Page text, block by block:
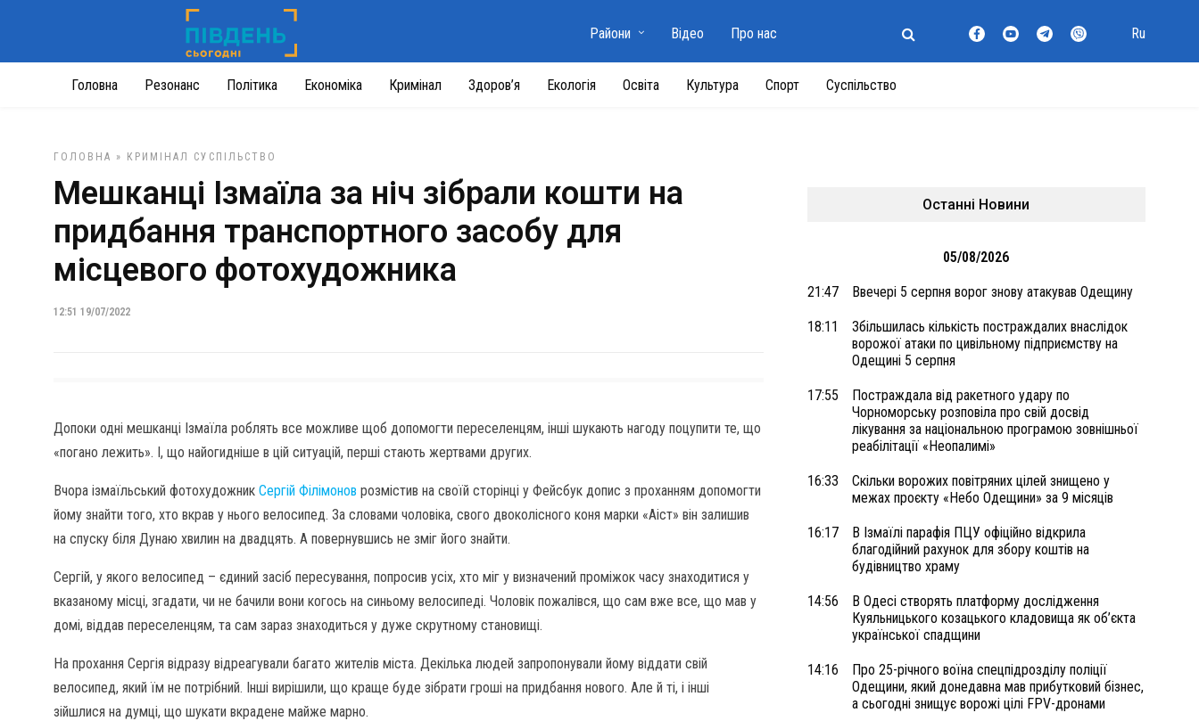
Головна Резонанс Політика Економіка Кримінал Здоров’я Екологія Освіта Культура Спорт Суспільство
Райони Відео Про нас Ru
ГОЛОВНА » КРИМІНАЛ СУСПІЛЬСТВО
Мешканці Ізмаїла за ніч зібрали кошти на
придбання транспортного засобу для
місцевого фотохудожника
12:51 19/07/2022
Допоки одні мешканці Ізмаїла роблять все можливе щоб допомогти переселенцям, інші шукають нагоду поцупити те, що
«погано лежить». І, що найогидніше в цій ситуацій, перші стають жертвами других.
Вчора ізмаїльський фотохудожник Сергій Філімонов розмістив на своїй сторінці у Фейсбук допис з проханням допомогти
йому знайти того, хто вкрав у нього велосипед. За словами чоловіка, свого двоколісного коня марки «Аіст» він залишив
на спуску біля Дунаю хвилин на двадцять. А повернувшись не зміг його знайти.
Сергій, у якого велосипед – єдиний засіб пересування, попросив усіх, хто міг у визначений проміжок часу знаходитися у
вказаному місці, згадати, чи не бачили вони когось на синьому велосипеді. Чоловік пожалівся, що сам вже все, що мав у
домі, віддав переселенцям, та сам зараз знаходиться у дуже скрутному становищі.
На прохання Сергія відразу відреагували багато жителів міста. Декілька людей запропонували йому віддати свій
велосипед, який їм не потрібний. Інші вирішили, що краще буде зібрати гроші на придбання нового. Але й ті, і інші
зійшлися на думці, що шукати вкрадене майже марно.
Останні Новини
05/08/2026
21:47 Ввечері 5 серпня ворог знову атакував Одещину
18:11
Збільшилась кількість постраждалих внаслідок
ворожої атаки по цивільному підприємству на
Одещині 5 серпня
17:55
Постраждала від ракетного удару по
Чорноморську розповіла про свій досвід
лікування за національною програмою зовнішньої
реабілітації «Неопалимі»
16:33
Скільки ворожих повітряних цілей знищено у
межах проєкту «Небо Одещини» за 9 місяців
16:17
В Ізмаїлі парафія ПЦУ офіційно відкрила
благодійний рахунок для збору коштів на
будівництво храму
14:56
В Одесі створять платформу дослідження
Куяльницького козацького кладовища як об’єкта
української спадщини
14:16
Про 25-річного воїна спецпідрозділу поліції
Одещини, який донедавна мав прибутковий бізнес,
а сьогодні знищує ворожі цілі FPV-дронами